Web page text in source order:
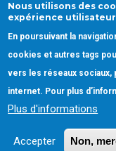
Mentions légales
Politique des
Gestion des
Copyright © 2022.
Nous utilisons des
expérience utilisateur
En poursuivant la
cookies et autres tags
vers les réseaux sociaux,
internet. Pour plus
Plus d'informations
Accepter Non,